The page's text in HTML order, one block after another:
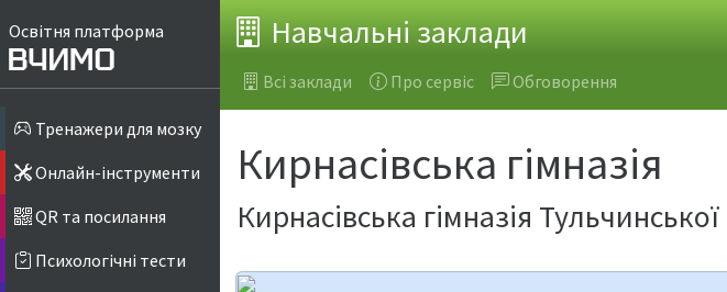
Освітня платформа
Тренажери для мозку
Онлайн-інструменти
QR та посилання
Психологічні тести
Навчальні заклади
Всі заклади Про сервіс Обговорення
Кирнасівська гімназія
Кирнасівська гімназія